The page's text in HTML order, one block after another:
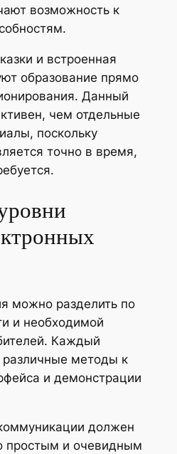
возможность к
и встроенная
образование прямо
Данный
чем отдельные
поскольку
точно в время,
можно разделить по
и необходимой
Каждый
различные методы к
и демонстрации
должен
простым и очевидным